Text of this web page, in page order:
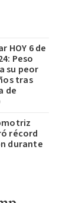
HOY 6 de
Peso
su peor
tras
de
récord
durante